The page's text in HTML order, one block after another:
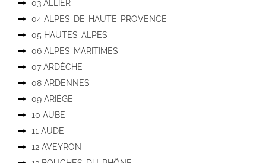
03 ALLIER
04 ALPES-DE-HAUTE-PROVENCE
05 HAUTES-ALPES
06 ALPES-MARITIMES
07 ARDÈCHE
08 ARDENNES
09 ARIÈGE
10 AUBE
11 AUDE
12 AVEYRON